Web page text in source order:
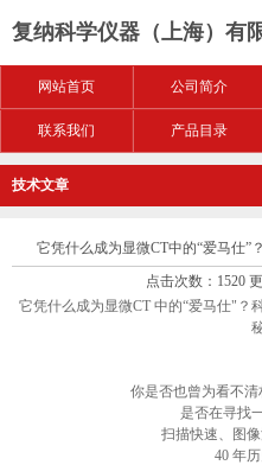
复纳科学仪器（上海）有
网站首页 公司简介
联系我们 产品目录
技术文章
它凭什么成为显微CT中的“爱马仕”
点击次数：1520
它凭什么成为显微CT 中的“爱马仕"？
你是否也曾为看不
是否在寻找
扫描快速、图
40 年